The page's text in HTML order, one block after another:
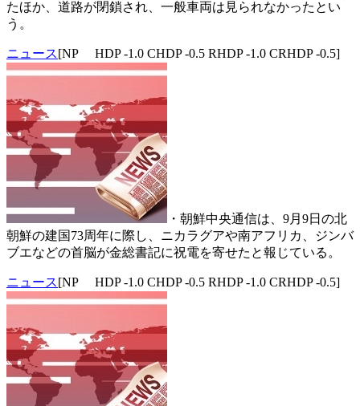
たほか、道路が閉鎖され、一般車両は見られなかったとい
う。
ニュース[NP HDP -1.0 CHDP -0.5 RHDP -1.0 CRHDP -0.5]
・朝鮮中央通信は、9月9日の北
朝鮮の建国73周年に際し、ニカラグアや南アフリカ、ジンバ
ブエなどの首脳が金総書記に祝電を寄せたと報じている。
ニュース[NP HDP -1.0 CHDP -0.5 RHDP -1.0 CRHDP -0.5]